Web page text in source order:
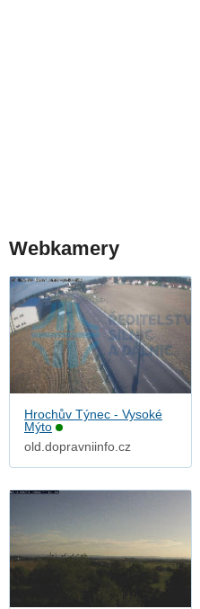
Webkamery
Hrochův Týnec - Vysoké
Mýto
old.dopravniinfo.cz